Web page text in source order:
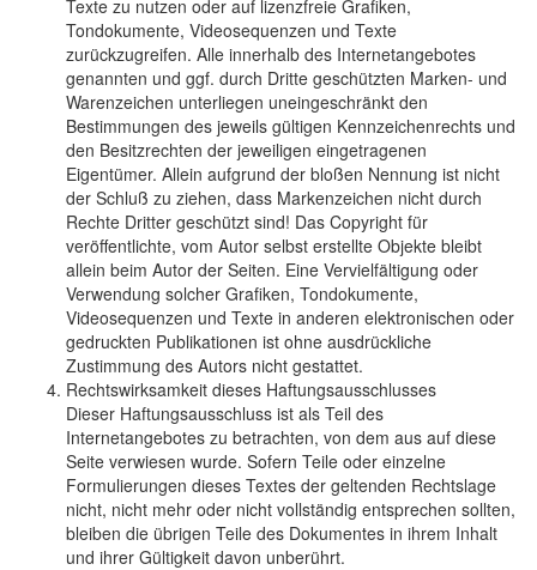
Texte zu nutzen oder auf lizenzfreie Grafiken,
Tondokumente, Videosequenzen und Texte
zurückzugreifen. Alle innerhalb des Internetangebotes
genannten und ggf. durch Dritte geschützten Marken- und
Warenzeichen unterliegen uneingeschränkt den
Bestimmungen des jeweils gültigen Kennzeichenrechts und
den Besitzrechten der jeweiligen eingetragenen
Eigentümer. Allein aufgrund der bloßen Nennung ist nicht
der Schluß zu ziehen, dass Markenzeichen nicht durch
Rechte Dritter geschützt sind! Das Copyright für
veröffentlichte, vom Autor selbst erstellte Objekte bleibt
allein beim Autor der Seiten. Eine Vervielfältigung oder
Verwendung solcher Grafiken, Tondokumente,
Videosequenzen und Texte in anderen elektronischen oder
gedruckten Publikationen ist ohne ausdrückliche
Zustimmung des Autors nicht gestattet.
Rechtswirksamkeit dieses Haftungsausschlusses
Dieser Haftungsausschluss ist als Teil des
Internetangebotes zu betrachten, von dem aus auf diese
Seite verwiesen wurde. Sofern Teile oder einzelne
Formulierungen dieses Textes der geltenden Rechtslage
nicht, nicht mehr oder nicht vollständig entsprechen sollten,
bleiben die übrigen Teile des Dokumentes in ihrem Inhalt
und ihrer Gültigkeit davon unberührt.